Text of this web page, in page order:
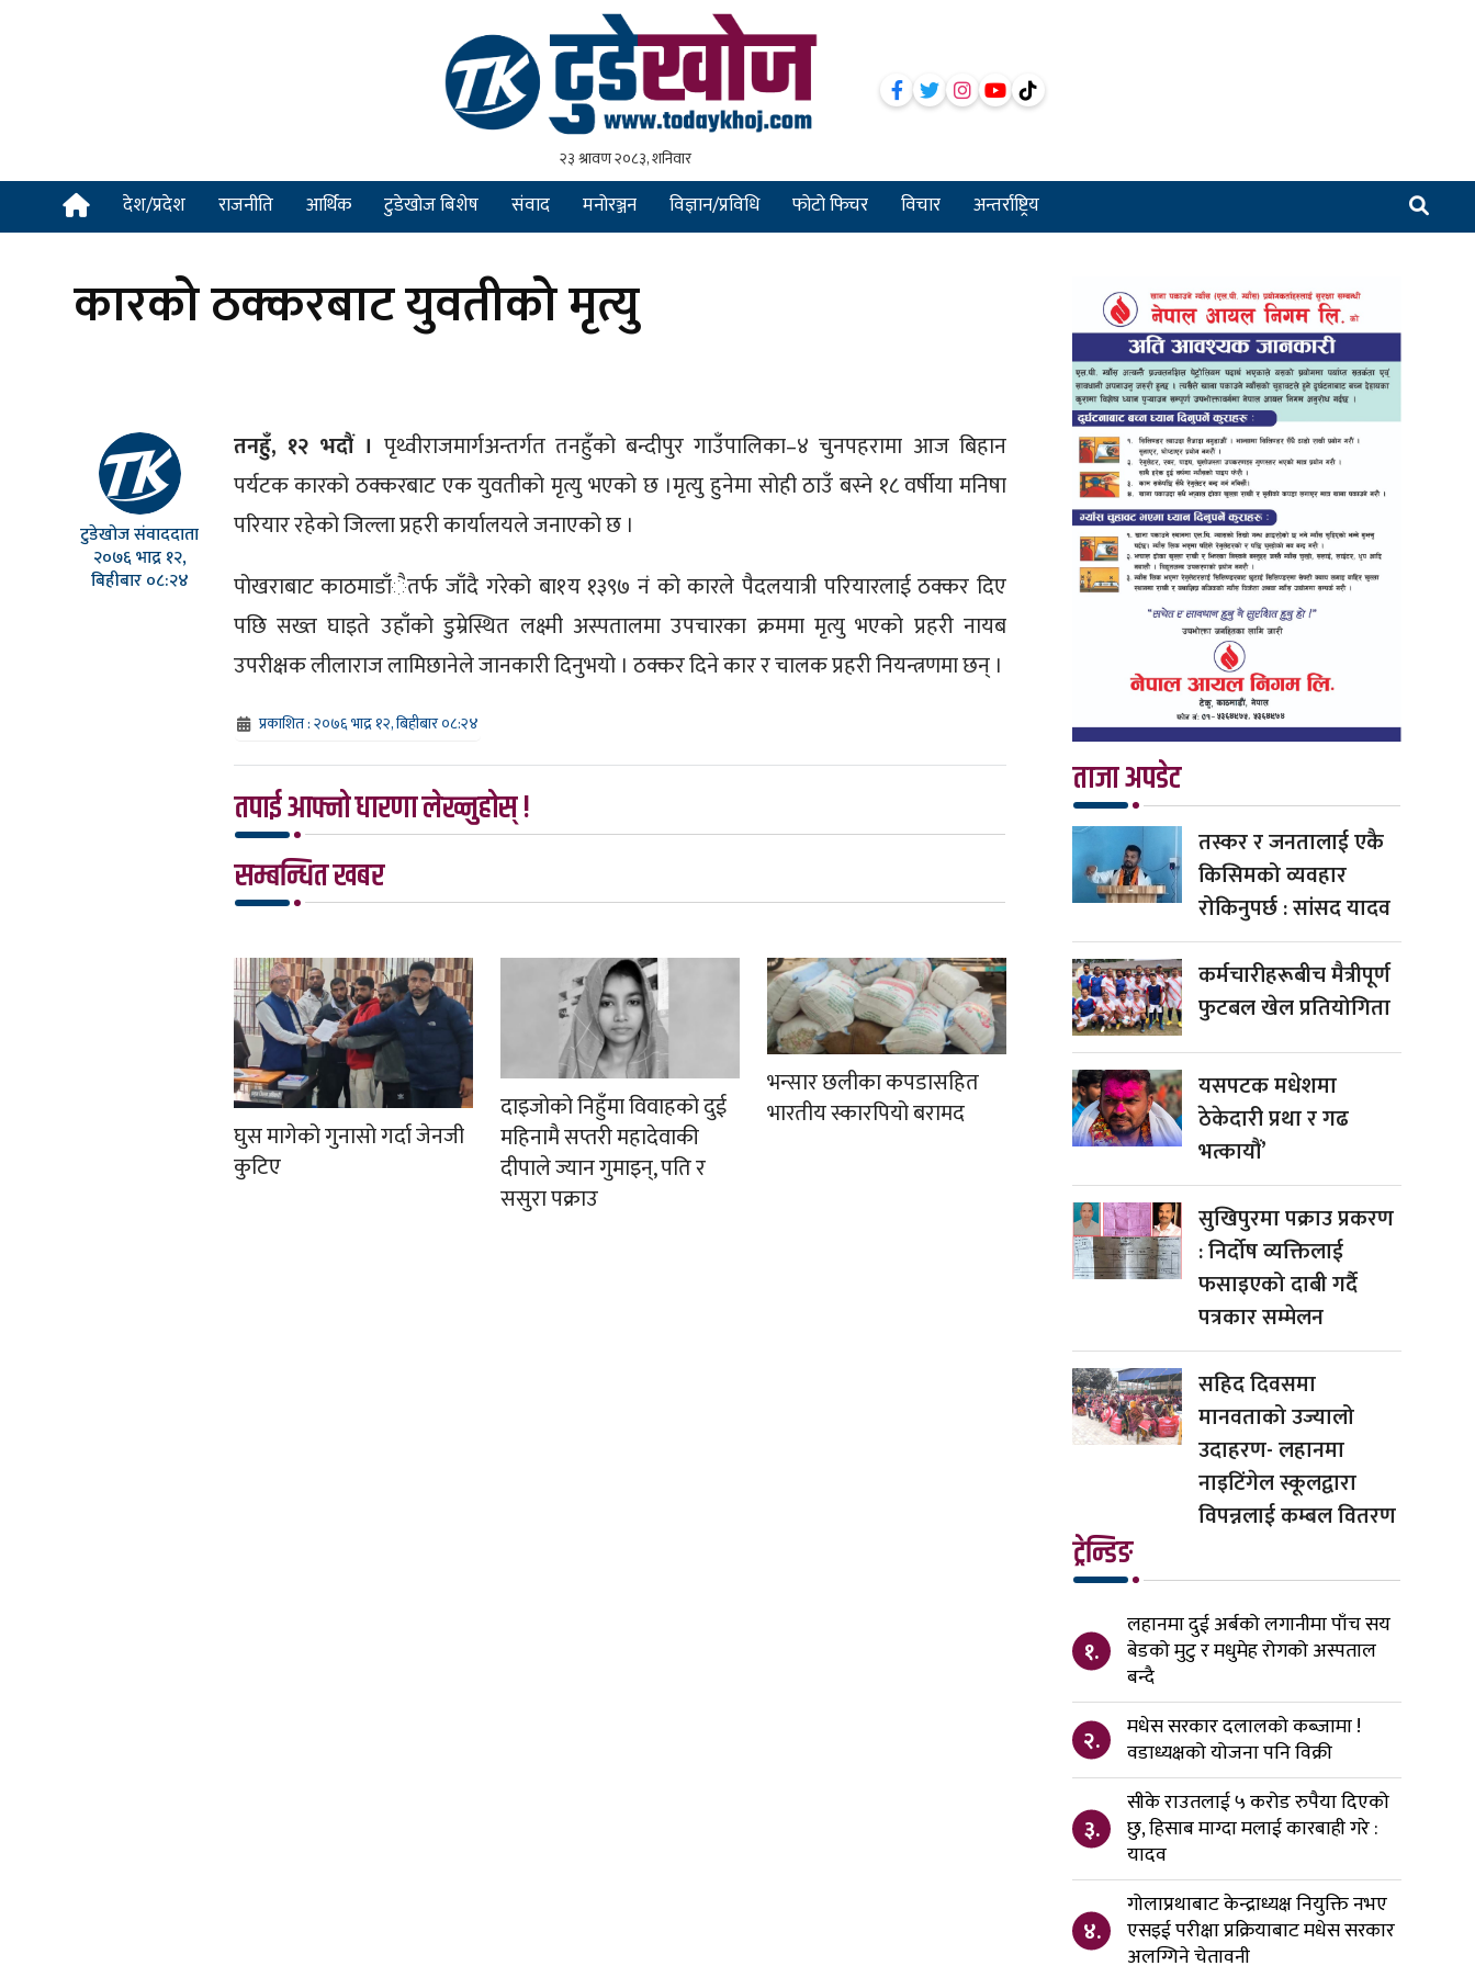
देश/प्रदेश राजनीति आर्थिक टुडेखोज बिशेष संवाद मनोरञ्जन विज्ञान/प्रविधि फोटो फिचर विचार अन्तर्राष्ट्रिय
कारको ठक्करबाट युवतीको मृत्यु
टुडेखोज संवाददाता
२०७६ भाद्र १२,
बिहीबार ०८:२४
तनहुँ, १२ भदौं । पृथ्वीराजमार्गअन्तर्गत तनहुँको बन्दीपुर गाउँपालिका–४ चुनपहरामा आज बिहान
पर्यटक कारको ठक्करबाट एक युवतीको मृत्यु भएको छ ।मृत्यु हुनेमा सोही ठाउँ बस्ने १८ वर्षीया मनिषा
परियार रहेको जिल्ला प्रहरी कार्यालयले जनाएको छ ।
पोखराबाट काठमाडाँैतर्फ जाँदै गरेको बा१य १३९७ नं को कारले पैदलयात्री परियारलाई ठक्कर दिए
पछि सख्त घाइते उहाँको डुम्रेस्थित लक्ष्मी अस्पतालमा उपचारका क्रममा मृत्यु भएको प्रहरी नायब
उपरीक्षक लीलाराज लामिछानेले जानकारी दिनुभयो । ठक्कर दिने कार र चालक प्रहरी नियन्त्रणमा छन् ।
प्रकाशित : २०७६ भाद्र १२, बिहीबार ०८:२४
तपाई आफ्नो धारणा लेख्नुहोस् !
सम्बन्धित खबर
घुस मागेको गुनासो गर्दा जेनजी
कुटिए
दाइजोको निहुँमा विवाहको दुई
महिनामै सप्तरी महादेवाकी
दीपाले ज्यान गुमाइन्, पति र
ससुरा पक्राउ
भन्सार छलीका कपडासहित
भारतीय स्कारपियो बरामद
ताजा अपडेट
तस्कर र जनतालाई एकै
किसिमको व्यवहार
रोकिनुपर्छ : सांसद यादव
कर्मचारीहरूबीच मैत्रीपूर्ण
फुटबल खेल प्रतियोगिता
यसपटक मधेशमा
ठेकेदारी प्रथा र गढ
भत्कायौं’
सुखिपुरमा पक्राउ प्रकरण
: निर्दोष व्यक्तिलाई
फसाइएको दाबी गर्दै
पत्रकार सम्मेलन
सहिद दिवसमा
मानवताको उज्यालो
उदाहरण- लहानमा
नाइटिंगेल स्कूलद्वारा
विपन्नलाई कम्बल वितरण
ट्रेन्डिङ
१.
लहानमा दुई अर्बको लगानीमा पाँच सय
बेडको मुटु र मधुमेह रोगको अस्पताल
बन्दै
२.
मधेस सरकार दलालको कब्जामा !
वडाध्यक्षको योजना पनि विक्री
३.
सीके राउतलाई ५ करोड रुपैया दिएको
छु, हिसाब माग्दा मलाई कारबाही गरे :
यादव
४.
गोलाप्रथाबाट केन्द्राध्यक्ष नियुक्ति नभए
एसइई परीक्षा प्रक्रियाबाट मधेस सरकार
अलग्गिने चेतावनी